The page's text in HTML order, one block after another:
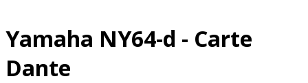
Yamaha NY64-d - Carte
Dante